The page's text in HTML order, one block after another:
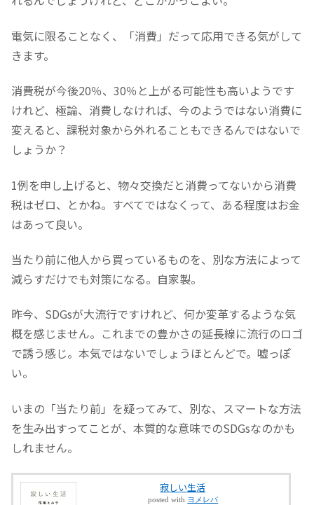
電気に限ることなく、「消費」だって応用できる気がして
きます。
消費税が今後20％、30％と上がる可能性も高いようです
けれど、極論、消費しなければ、今のようではない消費に
変えると、課税対象から外れることもできるんではないで
しょうか？
1例を申し上げると、物々交換だと消費ってないから消費
税はゼロ、とかね。すべてではなくって、ある程度はお金
はあって良い。
当たり前に他人から買っているものを、別な方法によって
減らすだけでも対策になる。自家製。
昨今、SDGsが大流行ですけれど、何か変革するような気
概を感じません。これまでの豊かさの延長線に流行のロゴ
で誘う感じ。本気ではないでしょうほとんどで。嘘っぽ
い。
いまの「当たり前」を疑ってみて、別な、スマートな方法
を生み出すってことが、本質的な意味でのSDGsなのかも
しれません。
寂しい生活
posted with ヨメレバ